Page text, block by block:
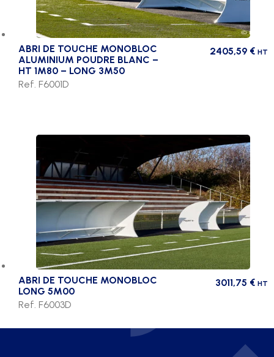
ABRI DE TOUCHE MONOBLOC
ALUMINIUM POUDRE BLANC –
HT 1M80 – LONG 3M50
2405,59 € HT
Ref. F6001D
ABRI DE TOUCHE MONOBLOC
LONG 5M00
3011,75 € HT
Ref. F6003D